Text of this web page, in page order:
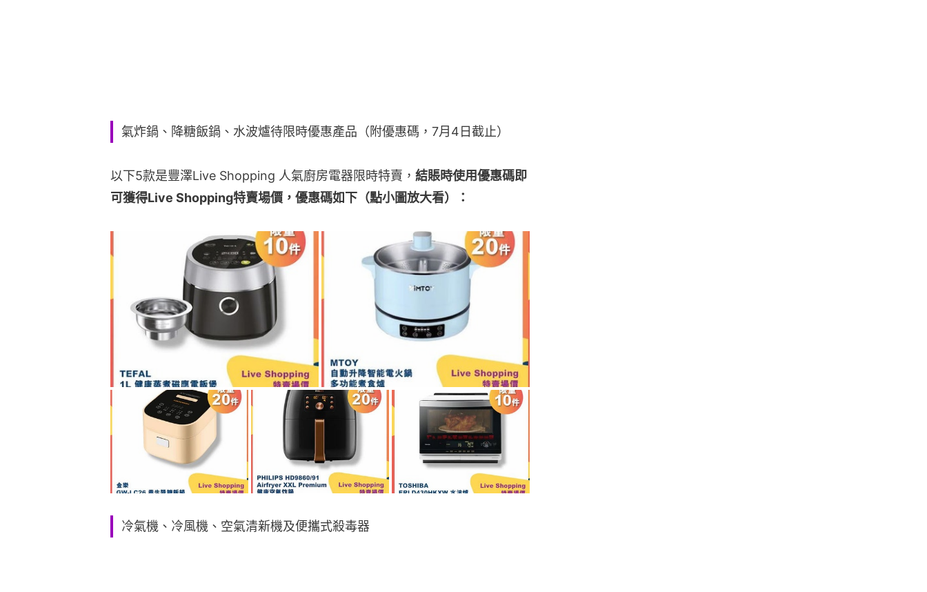
氣炸鍋、降糖飯鍋、水波爐待限時優惠產品（附優惠碼，7月4日截止）
以下5款是豐澤Live Shopping 人氣廚房電器限時特賣， 結賬時使用優惠碼即
可獲得Live Shopping特賣場價，優惠碼如下（點小圖放大看）：
冷氣機、冷風機、空氣清新機及便攜式殺毒器